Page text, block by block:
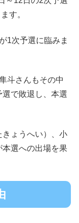
す。
1次予選に臨みま
斗さんもその中
で敗退し、本選
きょうへい）、小
選への出場を果